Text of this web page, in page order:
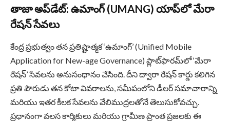
తాజా అప్‌డేట్: ఉమాంగ్ (UMANG) యాప్‌లో మేరా
రేషన్ సేవలు
కేంద్ర ప్రభుత్వం తన ప్రతిష్టాత్మక ‘ఉమాంగ్’ (Unified Mobile
Application for New-age Governance) ప్లాట్‌ఫారమ్‌లో ‘మేరా
రేషన్’ సేవలను అనుసంధానం చేసింది. దీని ద్వారా రేషన్ కార్డు కలిగిన
ప్రతి పౌరుడు తన కోటా వివరాలను, సమీపంలోని డీలర్ సమాచారాన్ని
మరియు ఇతర కీలక సేవలను వేలిముద్రలతోనే తెలుసుకోవచ్చు.
ప్రధానంగా వలస కార్మికులు మరియు గ్రామీణ ప్రాంత ప్రజలకు ఈ